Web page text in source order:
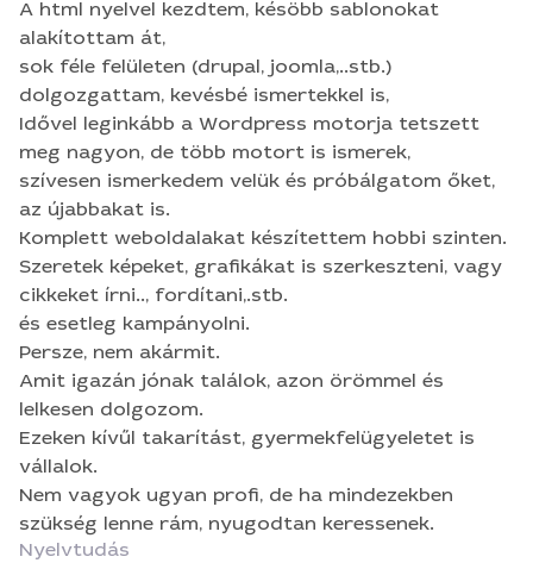
ismerkedem velük és próbálgatom őket, az
újabbakat is. Komplett weboldalakat készítettem
hobbi szinten. Szeretek képeket, grafikákat is
szerkeszteni, vagy cikkeket írni.., fordítani,.stb. és
esetleg kampányolni. Persze, nem akármit. Amit
igazán jónak találok, azon örömmel és lelkesen
dolgozom. Ezeken kívűl takarítást,
gyermekfelügyeletet is vállalok. Nem vagyok
ugyan profi, de ha mindezekben szükség lenne
rám, nyugodtan keressenek.
A html nyelvel kezdtem, késöbb sablonokat
alakítottam át,
sok féle felületen (drupal, joomla,..stb.)
dolgozgattam, kevésbé ismertekkel is,
Idővel leginkább a Wordpress motorja tetszett
meg nagyon, de több motort is ismerek,
szívesen ismerkedem velük és próbálgatom őket,
az újabbakat is.
Komplett weboldalakat készítettem hobbi szinten.
Szeretek képeket, grafikákat is szerkeszteni, vagy
cikkeket írni.., fordítani,.stb.
és esetleg kampányolni.
Persze, nem akármit.
Amit igazán jónak találok, azon örömmel és
lelkesen dolgozom.
Ezeken kívűl takarítást, gyermekfelügyeletet is
vállalok.
Nem vagyok ugyan profi, de ha mindezekben
szükség lenne rám, nyugodtan keressenek.
Nyelvtudás